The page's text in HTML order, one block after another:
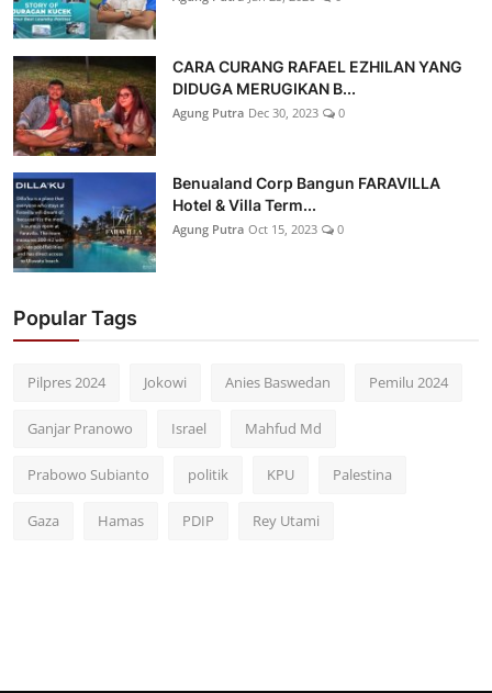
CARA CURANG RAFAEL EZHILAN YANG
DIDUGA MERUGIKAN B...
Agung Putra Dec 30, 2023 0
Benualand Corp Bangun FARAVILLA
Hotel & Villa Term...
Agung Putra Oct 15, 2023 0
Popular Tags
Pilpres 2024 Jokowi Anies Baswedan Pemilu 2024
Ganjar Pranowo Israel Mahfud Md
Prabowo Subianto politik KPU Palestina
Gaza Hamas PDIP Rey Utami